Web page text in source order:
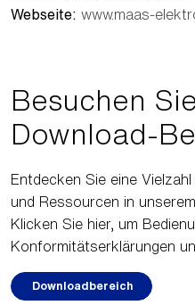
Webseite: www.maas-
Besuchen
Download-
Entdecken Sie eine
und Ressourcen in
Klicken Sie hier, um
Konformitätserklärungen
Downloadbereich